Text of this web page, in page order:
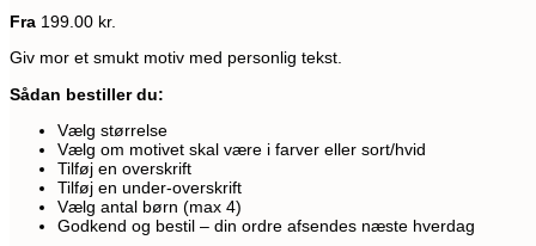
Fra 199.00 kr.
Giv mor et smukt motiv med personlig tekst.
Sådan bestiller du:
Vælg størrelse
Vælg om motivet skal være i farver eller sort/hvid
Tilføj en overskrift
Tilføj en under-overskrift
Vælg antal børn (max 4)
Godkend og bestil – din ordre afsendes næste hverdag